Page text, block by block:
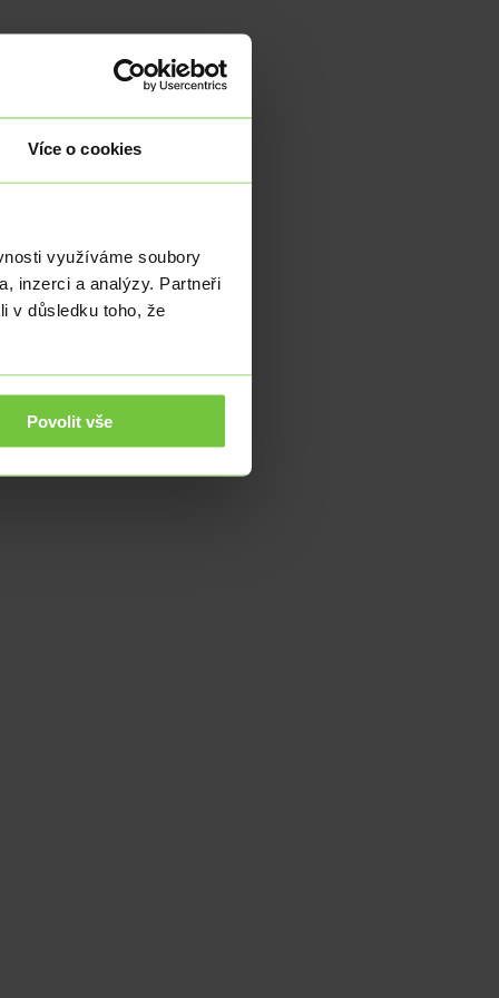
Více o cookies
využíváme soubory
inzerci a analýzy. Partneři
v důsledku toho, že
Povolit vše